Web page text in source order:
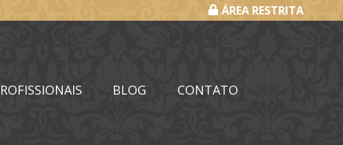
ÁREA RESTRITA
BLOG CONTATO